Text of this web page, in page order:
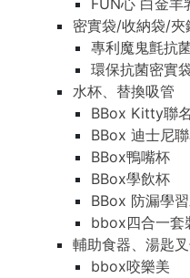
FUN心 白金羊
密實袋/收納袋/夾
專利魔鬼氈抗
環保抗菌密實
水杯、替換吸管
BBox Kitty聯
BBox 迪士尼
BBox鴨嘴杯
BBox學飲杯
BBox 防漏學
bbox四合一套
輔助食器、湯匙
bbox咬樂美